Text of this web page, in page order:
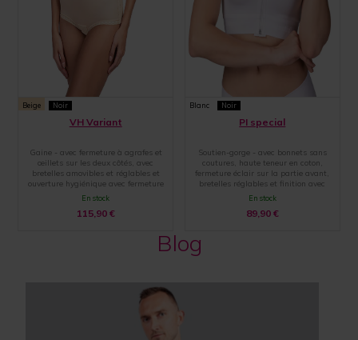
Beige Noir
VH Variant
Gaine - avec fermeture à agrafes et
œillets sur les deux côtés, avec
bretelles amovibles et réglables et
ouverture hygiénique avec fermeture
par agrafes et œillets
En stock
115,90 €
Blanc Noir
PI special
Soutien-gorge - avec bonnets sans
coutures, haute teneur en coton,
fermeture éclair sur la partie avant,
bretelles réglables et finition avec
une large bande élastique
En stock
89,90 €
Blog